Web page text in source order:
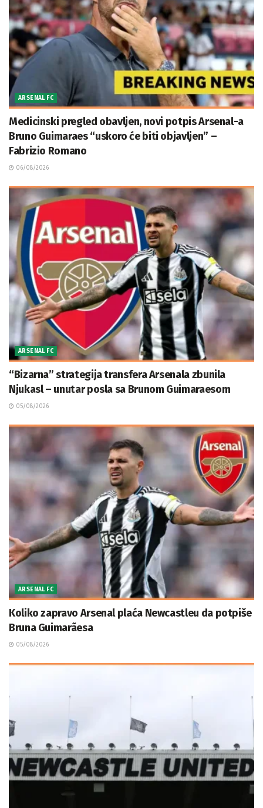
ARSENAL FC
Medicinski pregled obavljen, novi potpis Arsenal-a
Bruno Guimaraes “uskoro će biti objavljen” –
Fabrizio Romano
06/08/2026
ARSENAL FC
“Bizarna” strategija transfera Arsenala zbunila
Njukasl – unutar posla sa Brunom Guimaraesom
05/08/2026
ARSENAL FC
Koliko zapravo Arsenal plaća Newcastleu da potpiše
Bruna Guimarãesa
05/08/2026